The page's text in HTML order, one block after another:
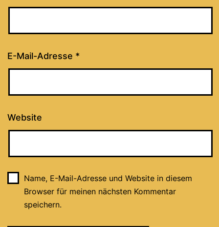
E-Mail-Adresse *
Website
Name, E-Mail-Adresse und Website in diesem
Browser für meinen nächsten Kommentar
speichern.